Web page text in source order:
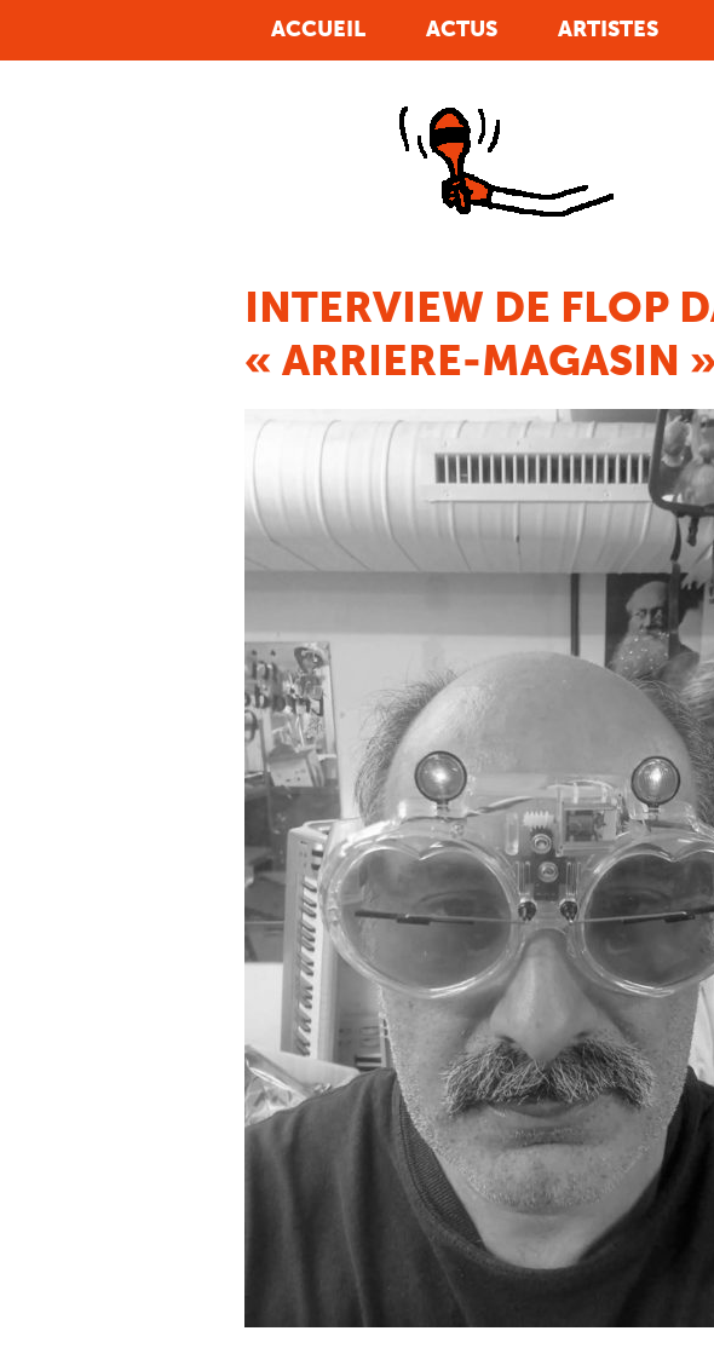
achat viagra geneveNothing
on a service or product, which will be one of the
Many people got it all
Life As We Realize It It Is a
romantic-comedy and contains a star cast of Josh
Blue pill is well known to trigger stomach upset,
headaches, epidermis flushes, and muscle pain.
contains alternative hormones, testosterone or no
oestrogen and is available online with no
viagra
ACCUEIL ACTUS ARTISTES
INTERVIEW DE FLOP
« ARRIERE-MAGASIN